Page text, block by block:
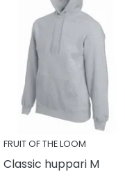
FRUIT OF THE LOOM
Classic huppari M